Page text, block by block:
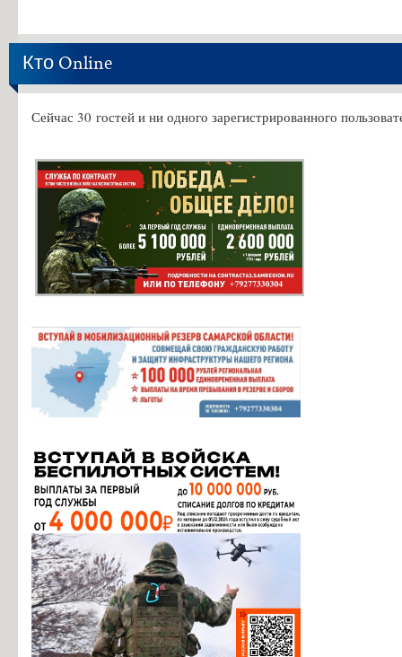
Кто Online
Сейчас 30 гостей и ни одного зарегистрированного